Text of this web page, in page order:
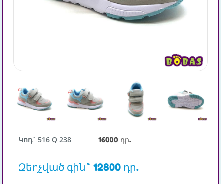
Կոդ` 516 Q 238 16000 դր.
Զեղչված գին` 12800 դր.